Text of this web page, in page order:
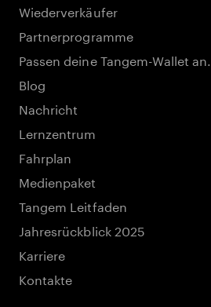
Wiederverkäufer
Partnerprogramme
Passen deine Tangem-Wallet an.
Blog
Nachricht
Lernzentrum
Fahrplan
Medienpaket
Tangem Leitfaden
Jahresrückblick 2025
Karriere
Kontakte